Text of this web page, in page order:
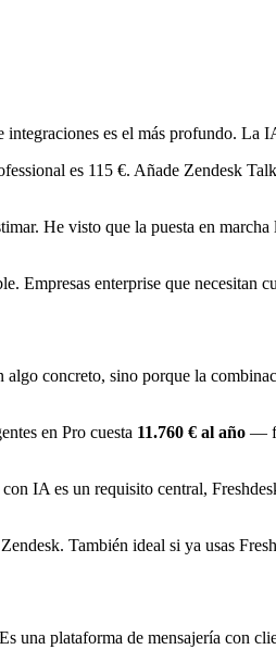
integraciones es el más profundo.
es 115 €. Añade Zendesk
He visto que la puesta en
Empresas enterprise que
concreto, sino porque la
en Pro cuesta 11.760 € al año —
IA es un requisito central,
También ideal si ya usas
una plataforma de mensajería con